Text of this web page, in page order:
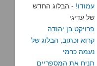
עמודו! - הבלוג החדש
של עדיגי
פרויקט בן יהודה
קרוא וכתוב, הבלוג של
נעמה כרמי
תניח את המספריים